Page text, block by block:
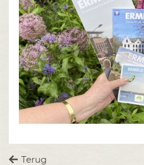
Terug